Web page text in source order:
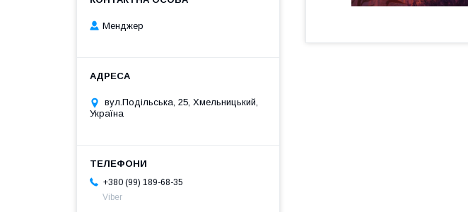
Менджер
вул.Подільська, 25, Хмельницький,
Україна
+380 (99) 189-68-35
Viber